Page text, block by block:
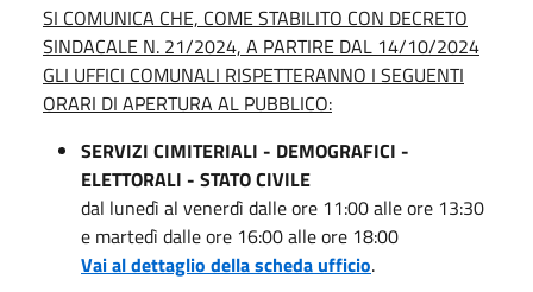
SI COMUNICA CHE, COME STABILITO CON DECRETO
SINDACALE N. 21/2024, A PARTIRE DAL 14/10/2024
GLI UFFICI COMUNALI RISPETTERANNO I SEGUENTI
ORARI DI APERTURA AL PUBBLICO:
SERVIZI CIMITERIALI - DEMOGRAFICI -
ELETTORALI - STATO CIVILE
dal lunedì al venerdì dalle ore 11:00 alle ore 13:30
e martedì dalle ore 16:00 alle ore 18:00
Vai al dettaglio della scheda ufficio.